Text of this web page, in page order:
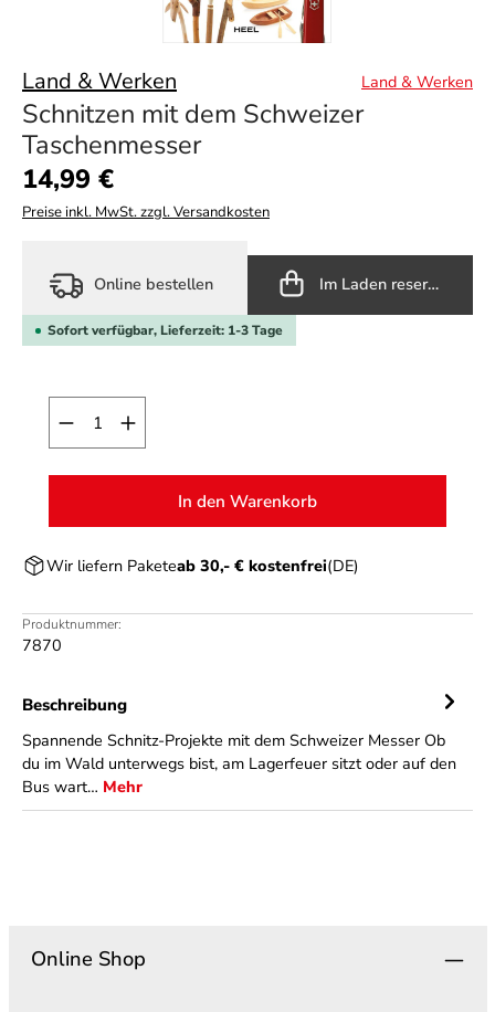
Land & Werken Land & Werken
Schnitzen mit dem Schweizer
Taschenmesser
Regulärer Preis:
14,99 €
Preise inkl. MwSt. zzgl. Versandkosten
Online bestellen Im Laden reservieren
Sofort verfügbar, Lieferzeit: 1-3 Tage
Produkt Anzahl: Gib den gewünschten Wert
In den Warenkorb
Wir liefern Paketeab 30,- € kostenfrei(DE)
Produktnummer:
7870
Beschreibung
Spannende Schnitz-Projekte mit dem Schweizer Messer Ob
du im Wald unterwegs bist, am Lagerfeuer sitzt oder auf den
Bus wart… Mehr
Online Shop